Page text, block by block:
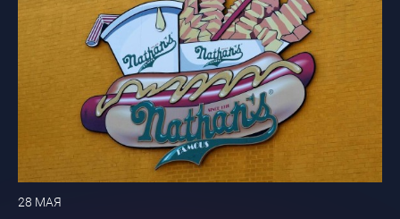
28 МАЯ